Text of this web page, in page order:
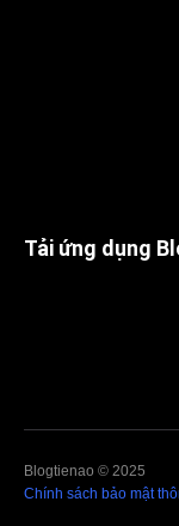
Tải ứng dụng
Blogtienao © 2025
Chính sách bảo mật